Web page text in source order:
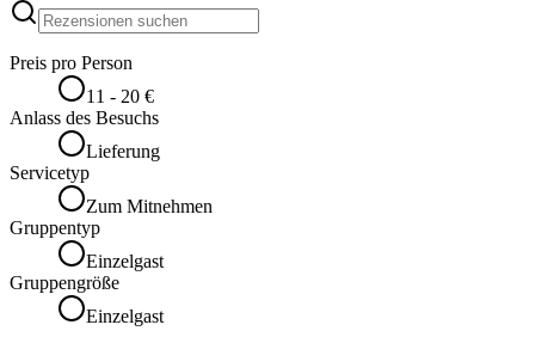
Preis pro Person
11 - 20 €
Anlass des Besuchs
Lieferung
Servicetyp
Zum Mitnehmen
Gruppentyp
Einzelgast
Gruppengröße
Einzelgast